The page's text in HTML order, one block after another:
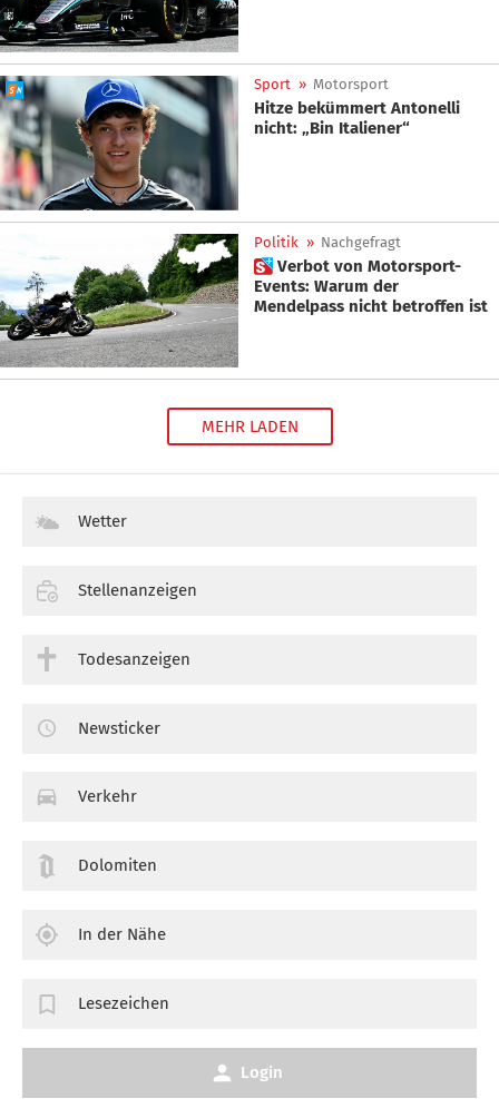
Sport » Motorsport
Hitze bekümmert Antonelli
nicht: „Bin Italiener“
Politik » Nachgefragt
 Verbot von Motorsport-
Events: Warum der
Mendelpass nicht betroffen ist
MEHR LADEN
Wetter
Stellenanzeigen
Todesanzeigen
Newsticker
Verkehr
Dolomiten
In der Nähe
Lesezeichen
Login